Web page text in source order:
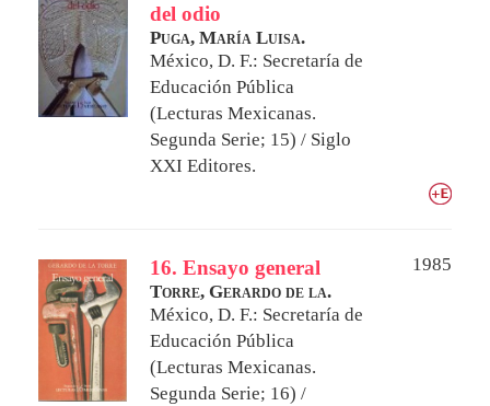
del odio
Puga, María Luisa.
México, D. F.: Secretaría de
Educación Pública
(Lecturas Mexicanas.
Segunda Serie; 15) / Siglo
XXI Editores.
16. Ensayo general
1985
Torre, Gerardo de la.
México, D. F.: Secretaría de
Educación Pública
(Lecturas Mexicanas.
Segunda Serie; 16) /